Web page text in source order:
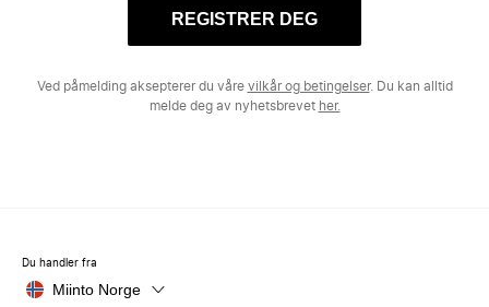
REGISTRER DEG
Ved påmelding aksepterer du våre vilkår og betingelser. Du kan alltid
melde deg av nyhetsbrevet her.
Du handler fra
Miinto Norge